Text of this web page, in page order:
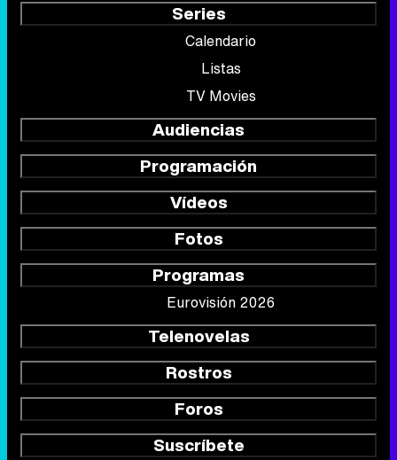
Series
Calendario
Listas
TV Movies
Audiencias
Programación
Vídeos
Fotos
Programas
Eurovisión 2026
Telenovelas
Rostros
Foros
Suscríbete